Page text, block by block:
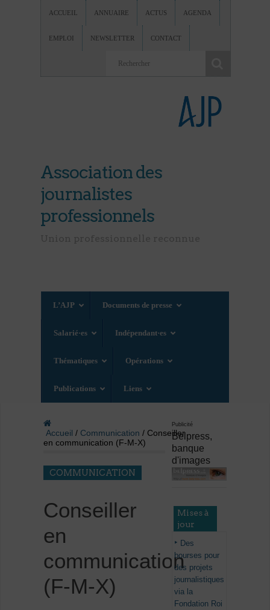
ACCUEIL ANNUAIRE ACTUS AGENDA
EMPLOI NEWSLETTER CONTACT
Association des
journalistes
professionnels
L’AJP Documents de presse
Salarié·es Indépendant·es
Thématiques Opérations
Publications Liens
Accueil / Communication / Conseiller
en communication (F-M-X)
COMMUNICATION
Conseiller
en
communication
(F-M-X)
Publicité
Belpress,
banque
d'images
Mises à
jour
Des
bourses pour
des projets
journalistiques
via la
Fondation Roi